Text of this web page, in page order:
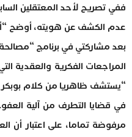
ففي تصريح لأحد المعتقلين
عدم الكشف عن هويته، أوضح
بعد مشاركتي في برنامج
المراجعات الفكرية والعقدية
“يستشف ظاهريا من كلام بوبكر
في قضايا التطرف من آلية
مرفوضة تماما، على اعتبار أن